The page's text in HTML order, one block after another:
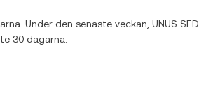
Under den senaste veckan, UNUS SED
30 dagarna.